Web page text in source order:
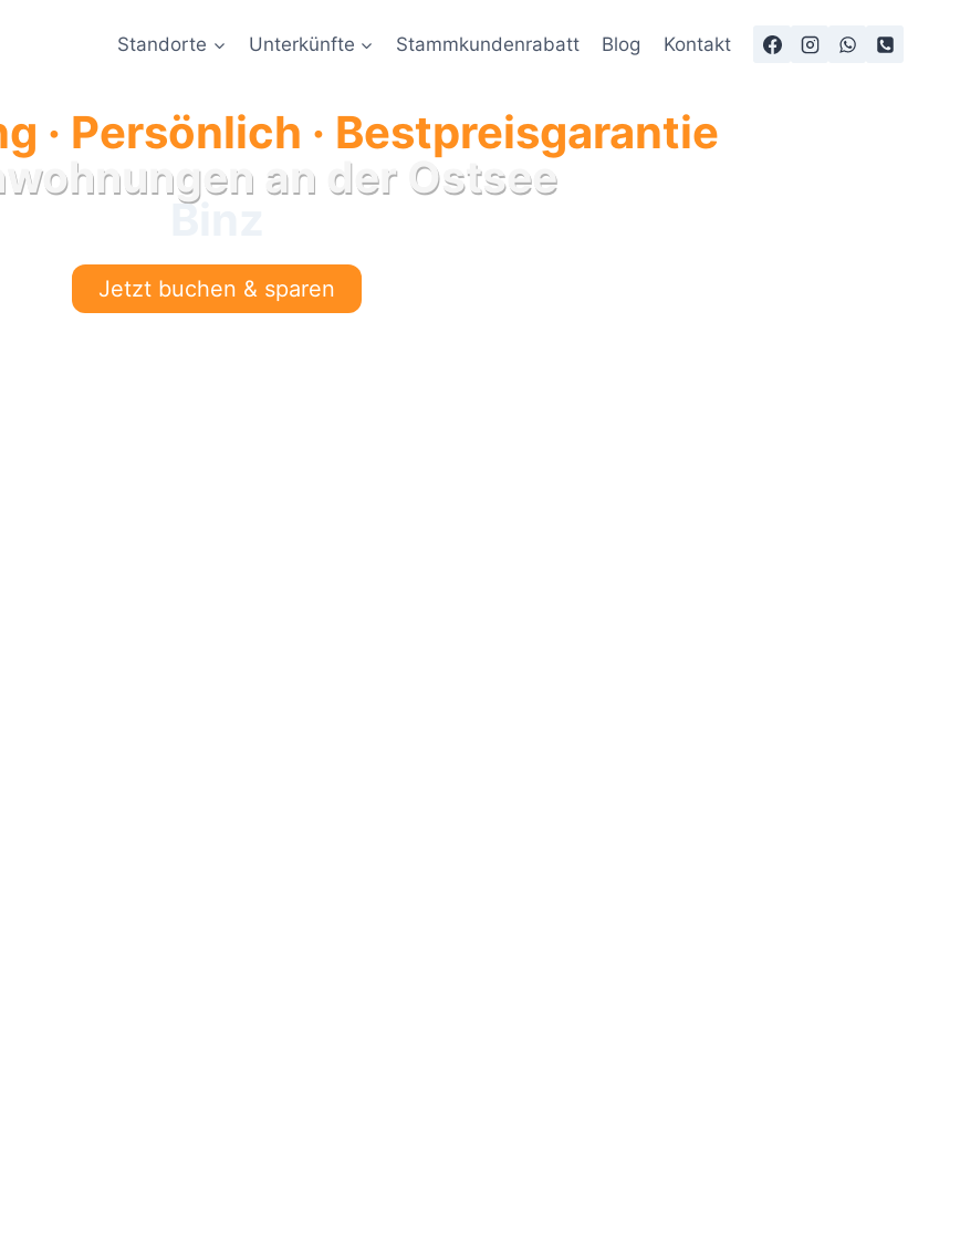
Standorte Unterkünfte Stammkundenrabatt Blog Kontakt
· Persönlich · Bestpreisgarantie
an der Ostsee
Binz
Jetzt buchen & sparen